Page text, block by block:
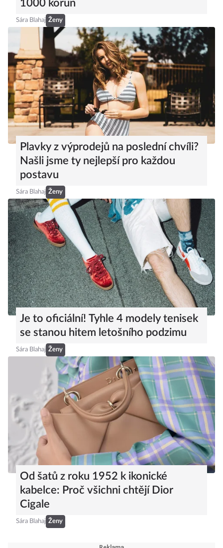
1000 korun
Sára Blahaj Ženy
Plavky z výprodejů na poslední chvíli?
Našli jsme ty nejlepší pro každou
postavu
Sára Blahaj Ženy
Je to oficiální! Tyhle 4 modely tenisek
se stanou hitem letošního podzimu
Sára Blahaj Ženy
Od šatů z roku 1952 k ikonické
kabelce: Proč všichni chtějí Dior
Cigale
Sára Blahaj Ženy